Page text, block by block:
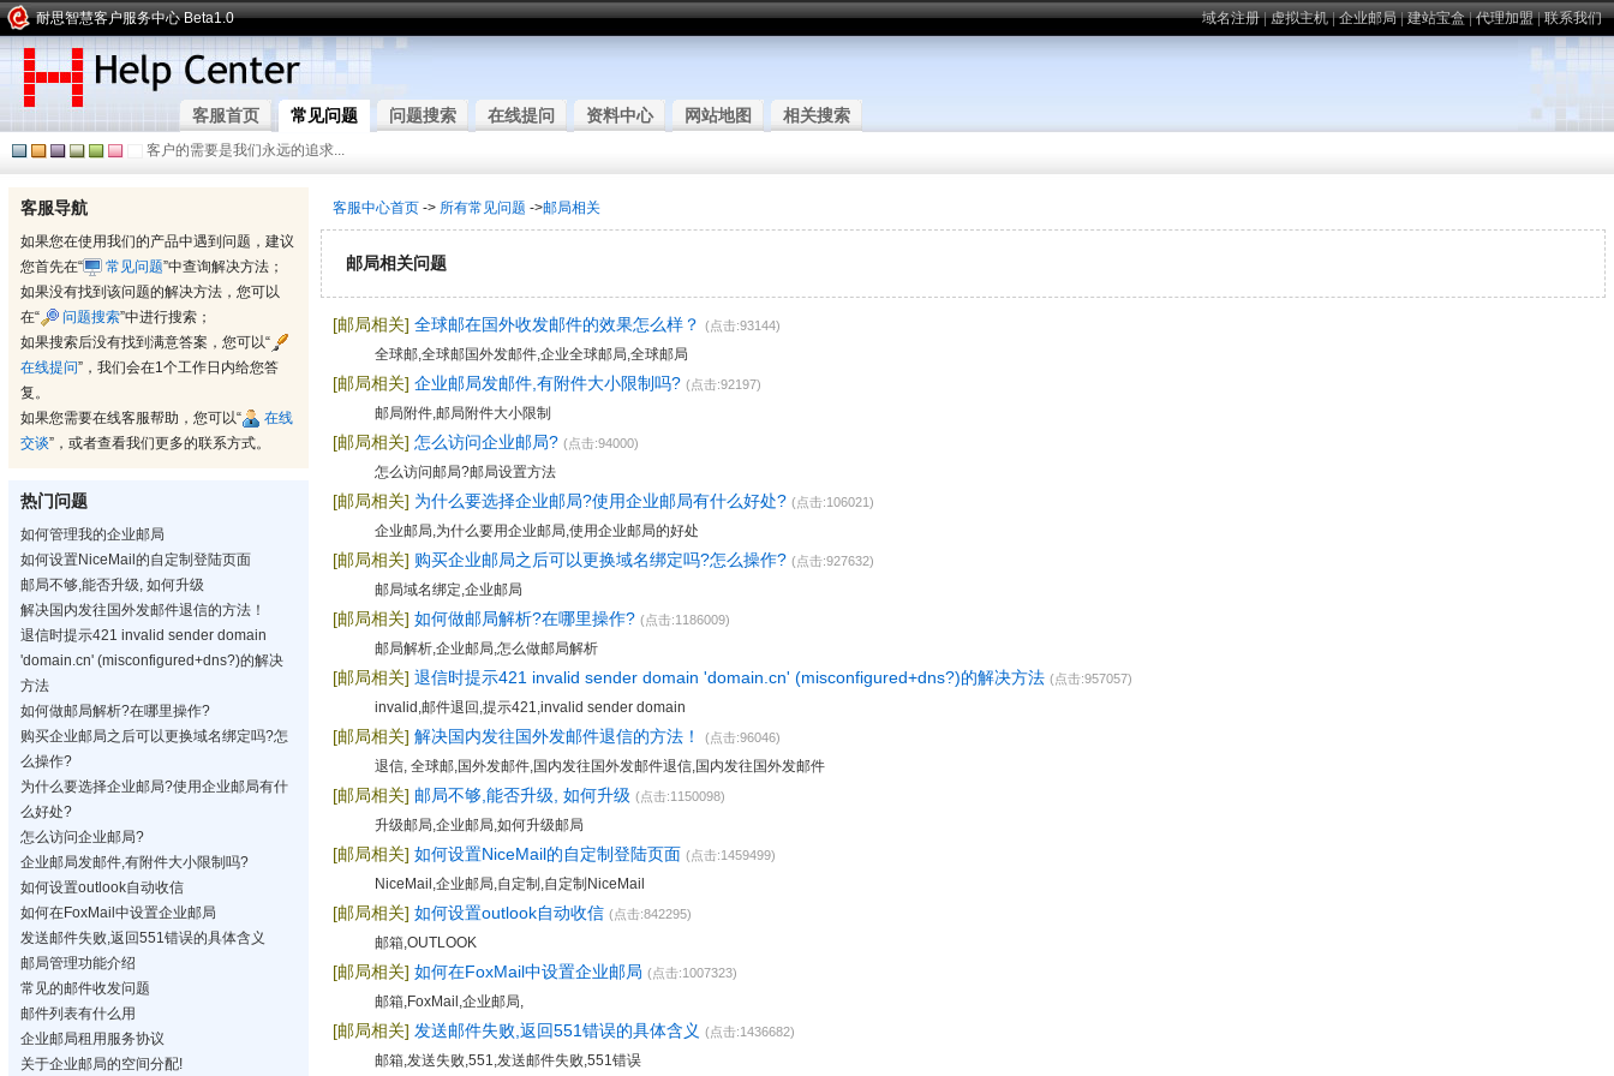
耐思智慧客户服务中心 Beta1.0 域名注册|虚拟主机|企业邮局|建站宝盒|代理加盟|联系我们
客服首页 常见问题 问题搜索 在线提问 资料中心 网站地图 相关搜索
客户的需要是我们永远的追求...
客服导航
如果您在使用我们的产品中遇到问题，建议
您首先在“
常见问题”中查询解决方法；
如果没有找到该问题的解决方法，您可以
在“
问题搜索”中进行搜索；
如果搜索后没有找到满意答案，您可以“
在线提问”，我们会在1个工作日内给您答
复。
如果您需要在线客服帮助，您可以“
在线
交谈”，或者查看我们更多的联系方式。
热门问题
如何管理我的企业邮局
如何设置NiceMail的自定制登陆页面
邮局不够,能否升级, 如何升级
解决国内发往国外发邮件退信的方法！
退信时提示421 invalid sender domain
'domain.cn' (misconfigured+dns?)的解决
方法
如何做邮局解析?在哪里操作?
购买企业邮局之后可以更换域名绑定吗?怎
么操作?
为什么要选择企业邮局?使用企业邮局有什
么好处?
怎么访问企业邮局?
企业邮局发邮件,有附件大小限制吗?
如何设置outlook自动收信
如何在FoxMail中设置企业邮局
发送邮件失败,返回551错误的具体含义
邮局管理功能介绍
常见的邮件收发问题
邮件列表有什么用
企业邮局租用服务协议
关于企业邮局的空间分配!
客服中心首页 -> 所有常见问题 ->邮局相关
邮局相关问题
[邮局相关] 全球邮在国外收发邮件的效果怎么样？ (点击:93144)
全球邮,全球邮国外发邮件,企业全球邮局,全球邮局
[邮局相关] 企业邮局发邮件,有附件大小限制吗? (点击:92197)
邮局附件,邮局附件大小限制
[邮局相关] 怎么访问企业邮局? (点击:94000)
怎么访问邮局?邮局设置方法
[邮局相关] 为什么要选择企业邮局?使用企业邮局有什么好处? (点击:106021)
企业邮局,为什么要用企业邮局,使用企业邮局的好处
[邮局相关] 购买企业邮局之后可以更换域名绑定吗?怎么操作? (点击:927632)
邮局域名绑定,企业邮局
[邮局相关] 如何做邮局解析?在哪里操作? (点击:1186009)
邮局解析,企业邮局,怎么做邮局解析
[邮局相关] 退信时提示421 invalid sender domain 'domain.cn' (misconfigured+dns?)的解决方法 (点击:957057)
invalid,邮件退回,提示421,invalid sender domain
[邮局相关] 解决国内发往国外发邮件退信的方法！ (点击:96046)
退信, 全球邮,国外发邮件,国内发往国外发邮件退信,国内发往国外发邮件
[邮局相关] 邮局不够,能否升级, 如何升级 (点击:1150098)
升级邮局,企业邮局,如何升级邮局
[邮局相关] 如何设置NiceMail的自定制登陆页面 (点击:1459499)
NiceMail,企业邮局,自定制,自定制NiceMail
[邮局相关] 如何设置outlook自动收信 (点击:842295)
邮箱,OUTLOOK
[邮局相关] 如何在FoxMail中设置企业邮局 (点击:1007323)
邮箱,FoxMail,企业邮局,
[邮局相关] 发送邮件失败,返回551错误的具体含义 (点击:1436682)
邮箱,发送失败,551,发送邮件失败,551错误